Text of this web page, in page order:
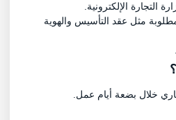
التجارة الإلكترونية.
مثل عقد التأسيس والهوية
خلال بضعة أيام عمل.